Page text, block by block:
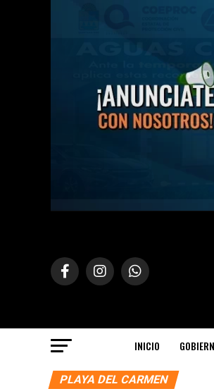
INICIO
PLAYA DEL CARMEN